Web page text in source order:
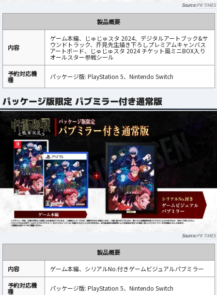
PR TIMES
製品概要
内容
ゲーム本編、じゅじゅスタ 2024、デジタルアートブック&サ
ウンドトラック、芥見先生描き下ろしプレミアムキャンバス
アートボード、じゅじゅスタ 2024 チケット風ミニBOX入り
オールスター参戦シール
予約対応機
種 パッケージ版: PlayStation 5、Nintendo Switch
パッケージ版限定 パブミラー付き通常版
PR TIMES
製品概要
内容
ゲーム本編、シリアルNo.付きゲームビジュアルパブミラー
予約対応機
種 パッケージ版: PlayStation 5、Nintendo Switch